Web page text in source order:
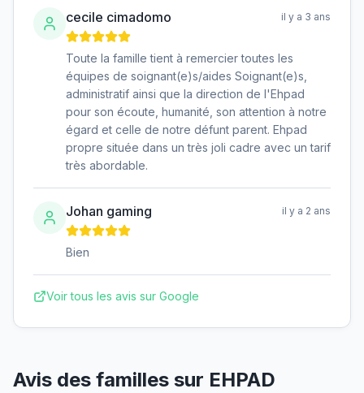
cecile cimadomo il y a 3 ans
Toute la famille tient à remercier toutes les
équipes de soignant(e)s/aides Soignant(e)s,
administratif ainsi que la direction de l'Ehpad
pour son écoute, humanité, son attention à notre
égard et celle de notre défunt parent. Ehpad
propre située dans un très joli cadre avec un tarif
très abordable.
Johan gaming il y a 2 ans
Bien
Voir tous les avis sur Google
Avis des familles sur EHPAD